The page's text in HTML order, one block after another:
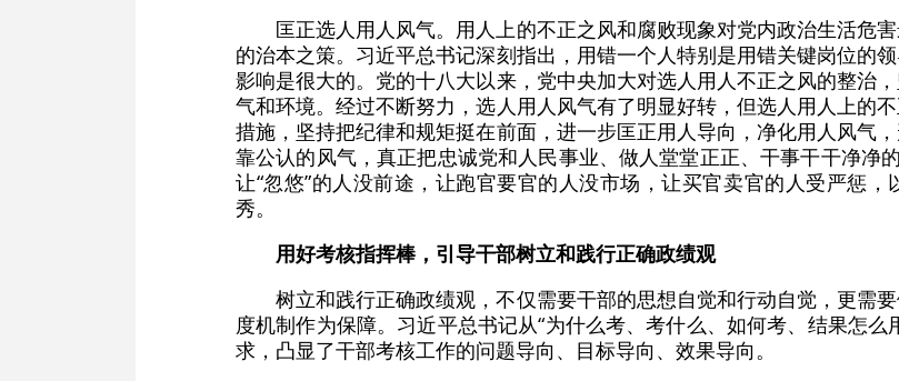
匡正选人用人风气。用人上的不正之风和腐败现象对党内政治生活危
的治本之策。习近平总书记深刻指出，用错一个人特别是用错关键岗位的
影响是很大的。党的十八大以来，党中央加大对选人用人不正之风的整治
气和环境。经过不断努力，选人用人风气有了明显好转，但选人用人上的
措施，坚持把纪律和规矩挺在前面，进一步匡正用人导向，净化用人风气
靠公认的风气，真正把忠诚党和人民事业、做人堂堂正正、干事干干净净
让“忽悠”的人没前途，让跑官要官的人没市场，让买官卖官的人受严惩
秀。
用好考核指挥棒，引导干部树立和践行正确政绩观
树立和践行正确政绩观，不仅需要干部的思想自觉和行动自觉，更需
度机制作为保障。习近平总书记从“为什么考、考什么、如何考、结果怎
求，凸显了干部考核工作的问题导向、目标导向、效果导向。